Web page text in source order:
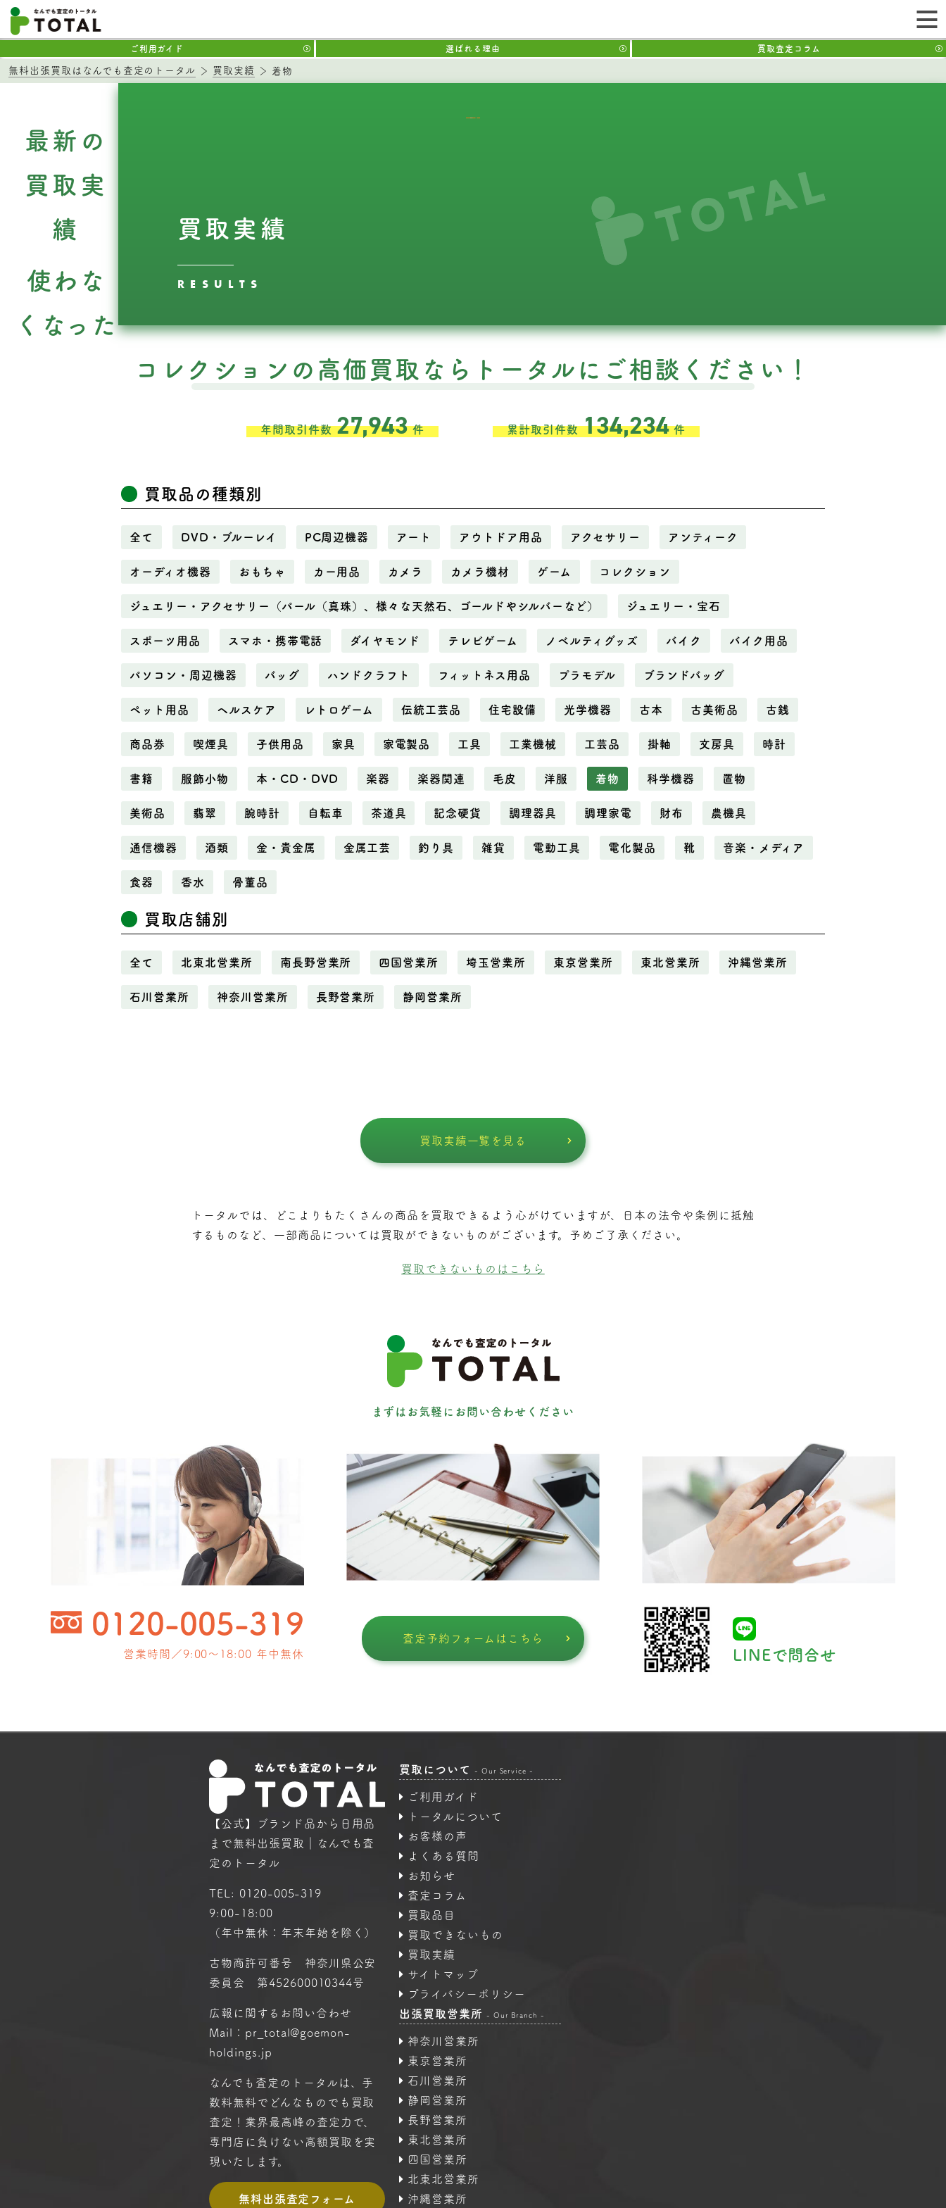
ご利用ガイド 選ばれる理由 買取査定コラム
無料出張買取はなんでも査定のトータル 買取実績 着物
買取実績
RESULTS
最新の
買取実
績
使わな
くなった
コレクションの高価買取ならトータルにご相談ください！
年間取引件数27,943件 累計取引件数134,234件
買取品の種類別
全て DVD・ブルーレイ PC周辺機器 アート アウトドア用品 アクセサリー アンティーク
オーディオ機器 おもちゃ カー用品 カメラ カメラ機材 ゲーム コレクション
ジュエリー・アクセサリー（パール（真珠）、様々な天然石、ゴールドやシルバーなど） ジュエリー・宝石
スポーツ用品 スマホ・携帯電話 ダイヤモンド テレビゲーム ノベルティグッズ バイク バイク用品
パソコン・周辺機器 バッグ ハンドクラフト フィットネス用品 プラモデル ブランドバッグ
ペット用品 ヘルスケア レトロゲーム 伝統工芸品 住宅設備 光学機器 古本 古美術品 古銭
商品券 喫煙具 子供用品 家具 家電製品 工具 工業機械 工芸品 掛軸 文房具 時計
書籍 服飾小物 本・CD・DVD 楽器 楽器関連 毛皮 洋服 着物 科学機器 置物
美術品 翡翠 腕時計 自転車 茶道具 記念硬貨 調理器具 調理家電 財布 農機具
通信機器 酒類 金・貴金属 金属工芸 釣り具 雑貨 電動工具 電化製品 靴 音楽・メディア
食器 香水 骨董品
買取店舗別
全て 北東北営業所 南長野営業所 四国営業所 埼玉営業所 東京営業所 東北営業所 沖縄営業所
石川営業所 神奈川営業所 長野営業所 静岡営業所
買取実績一覧を見る
トータルでは、どこよりもたくさんの商品を買取できるよう⼼がけていますが、⽇本の法令や条例に抵触
するものなど、⼀部商品については買取ができないものがございます。予めご了承ください。
買取できないものはこちら
まずはお気軽にお問い合わせください
0120-005-319
営業時間／9:00〜18:00 年中無休
査定予約フォームはこちら
LINEで問合せ
【公式】ブランド品から日用品
まで無料出張買取｜なんでも査
定のトータル
TEL: 0120-005-319
9:00-18:00
（年中無休：年末年始を除く）
古物商許可番号 神奈川県公安
委員会 第452600010344号
広報に関するお問い合わせ
Mail：pr_total@goemon-
holdings.jp
なんでも査定のトータルは、手
数料無料で どんなものでも買取
査定！ 業界最高峰の査定力で、
専門店に 負けない高額買取を実
現いたします。
無料出張査定フォーム
買取について - Our Service -
ご利用ガイド
トータルについて
お客様の声
よくある質問
お知らせ
査定コラム
買取品目
買取できないもの
買取実績
サイトマップ
プライバシーポリシー
出張買取営業所
- Our Branch -
神奈川営業所
東京営業所
石川営業所
静岡営業所
長野営業所
東北営業所
四国営業所
北東北営業所
沖縄営業所